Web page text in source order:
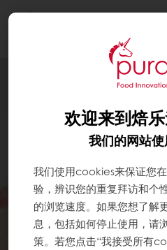
欢迎来到焙
我们的网站
我们使用cookies来保证您
验，辨识您的重复拜访和个
的浏览速度。如果您想了解
息，包括如何停止使用，请
策。若您点击“我接受所有